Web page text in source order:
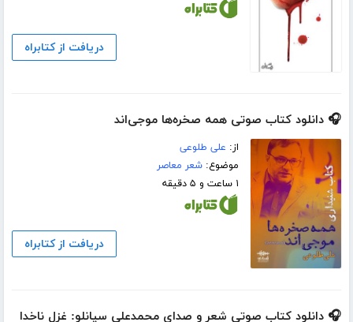
دریافت از کتابراه
🎧 دانلود کتاب صوتی همه صخره‌ها موجی‌اند
از: علی طلوعی
موضوع:شعر معاصر
۱ ساعت و ۵ دقیقه
دریافت از کتابراه
🎧 دانلود کتاب صوتی شعر و صدای محمدعلی سپانلو: غزل ناخدا